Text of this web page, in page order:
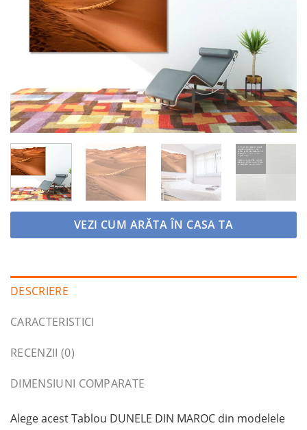
favorite
VEZI CUM ARĂTA ÎN CASA TA
DESCRIERE
CARACTERISTICI
RECENZII (0)
DIMENSIUNI COMPARATE
Alege acest Tablou DUNELE DIN MAROC din modelele